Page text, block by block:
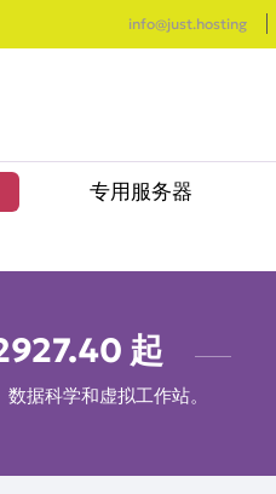
info@just.hosting
专用服务器
起
据科学和虚拟工作站。